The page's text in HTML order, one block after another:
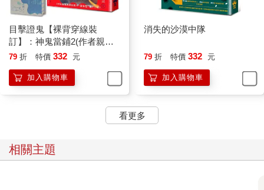
特別交待飯只要半碗。我有遠見，切成生魚片的竹筴魚大約有十
五塊（不是片），配上漬菜、味噌湯，外加一顆溫泉蛋，要是再
來一大碗公白飯，可能會吃爆。
我學日本人吃法，先吃魚，再將蛋加在飯上，灑點醬油和蔥花，
顯然在東京吃泡麵終究是項大錯誤。
對了，Yuki食堂的名字是用假名寫的，若是換成漢字，有幾個可
「有機」，嗯，看起來小店還挺講究健康的。
「誘起」，哈，誘使我犯罪，才上午十一點就吃中飯。
目擊證鬼【裸背穿線裝
訂】：神鬼當鋪2(作者親簽
＋雨漸耳金屬書籤)
79 折 特價 332 元
加入購物車
消失的沙漠中隊
79 折 特價 332 元
加入購物車
看更多
相關主題